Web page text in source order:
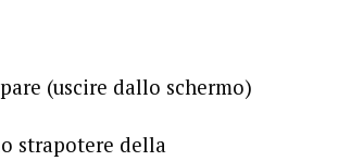
(uscire dallo schermo)
strapotere della